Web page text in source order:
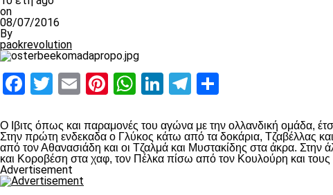
on
08/07/2016
By
paokrevolution
Facebook
Twitter
EmailPinterest
WhatsApp
LinkedIn
Telegram
Ο Ιβιτς όπως και παραμονές του αγώνα με την ολλανδική ομάδα,
Στην πρώτη ενδεκαδα ο Γλύκος κάτω από τα δοκάρια, Τζαβέλλας
από τον Αθανασιάδη και οι Τζαλμά και Μυστακίδης στα άκρα. Στην
και Κοροβέση στα χαφ, τον Πέλκα πίσω από τον Κουλούρη και τους
Advertisement